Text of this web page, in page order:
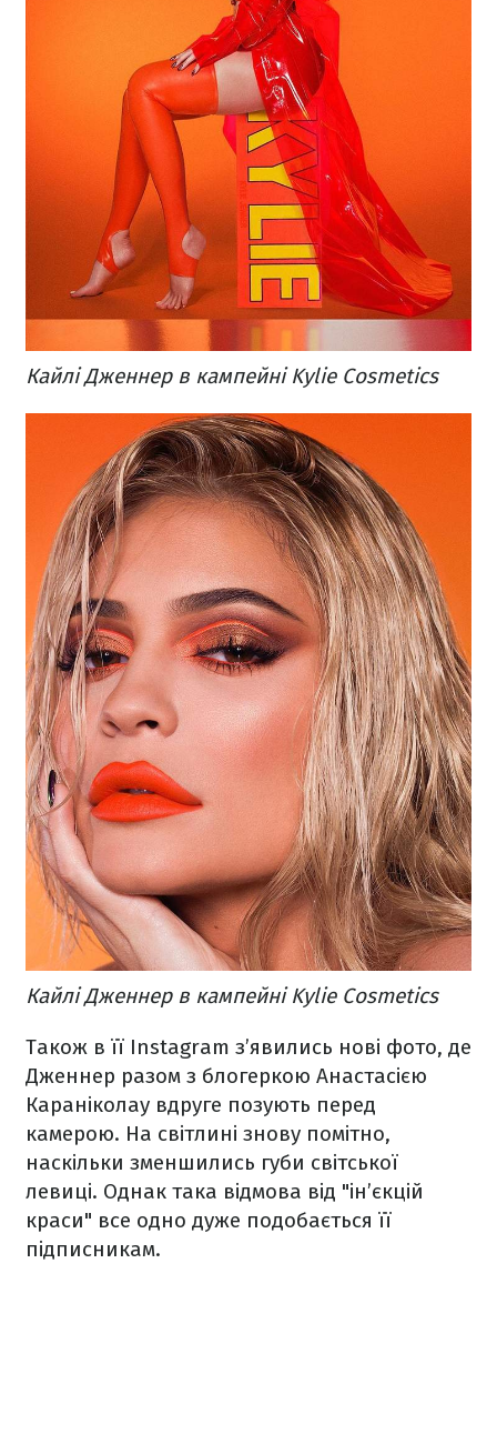
Кайлі Дженнер в кампейні Kylie Cosmetics
Кайлі Дженнер в кампейні Kylie Cosmetics
Також в її Instagram з’явились нові фото, де
Дженнер разом з блогеркою Анастасією
Караніколау вдруге позують перед
камерою. На світлині знову помітно,
наскільки зменшились губи світської
левиці. Однак така відмова від "ін’єкцій
краси" все одно дуже подобається її
підписникам.